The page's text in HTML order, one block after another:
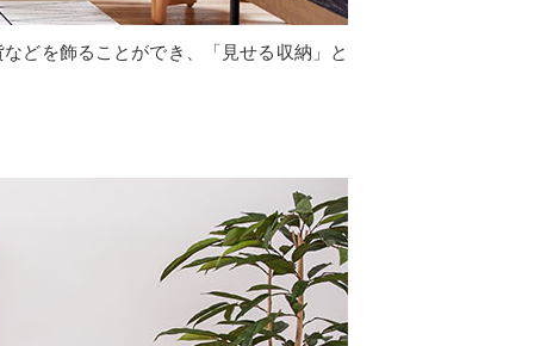
どを飾ることができ、「見せる収納」と